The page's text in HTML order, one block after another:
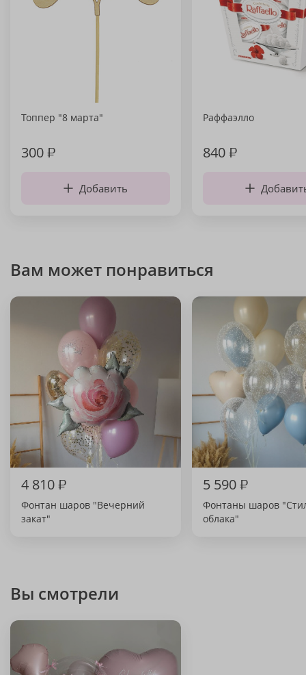
Топпер "8 марта"
300₽
Добавить
Раффаэлло
840₽
Вам может понравиться
4 810₽
Фонтан шаров "Вечерний
закат"
5 590₽
Фонтаны шаров
облака"
Вы смотрели